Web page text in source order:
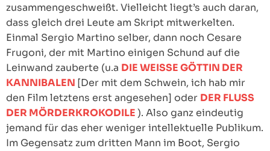
zusammengeschweißt. Vielleicht liegt’s auch daran,
dass gleich drei Leute am Skript mitwerkelten.
Einmal Sergio Martino selber, dann noch Cesare
Frugoni, der mit Martino einigen Schund auf die
Leinwand zauberte (u.a DIE WEISSE GÖTTIN DER
KANNIBALEN [Der mit dem Schwein, ich hab mir
den Film letztens erst angesehen] oder DER FLUSS
DER MÖRDERKROKODILE). Also ganz eindeutig
jemand für das eher weniger intellektuelle Publikum.
Im Gegensatz zum dritten Mann im Boot, Sergio